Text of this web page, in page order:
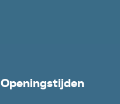
Openingstijden